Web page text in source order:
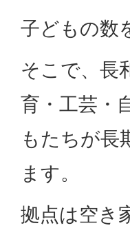
子どもの数
そこで、長
育・工芸・
もたちが長
ます。
拠点は空き